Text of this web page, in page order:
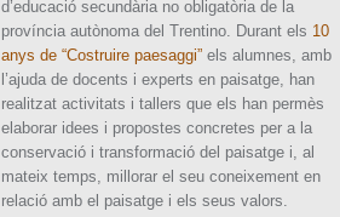
d’educació secundària no obligatòria de la
província autònoma del Trentino. Durant els 10
anys de “Costruire paesaggi”els alumnes, amb
l’ajuda de docents i experts en paisatge, han
realitzat activitats i tallers que els han permès
elaborar idees i propostes concretes per a la
conservació i transformació del paisatge i, al
mateix temps, millorar el seu coneixement en
relació amb el paisatge i els seus valors.